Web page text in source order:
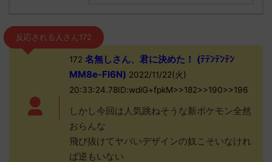
反応される人さん172
172 名無しさん、君に決めた！ (ﾃﾃﾝﾃﾝﾃﾝ
MM8e-FI6N) 2022/11/22(火)
20:33:24.78ID:wdiG+fpkM>>182>>190>>196
しかし今回は人気跳ねそうな新ポケモン全然
おらんな
飛び抜けてヤバいデザインの奴こそいなけれ
ば逆もいない